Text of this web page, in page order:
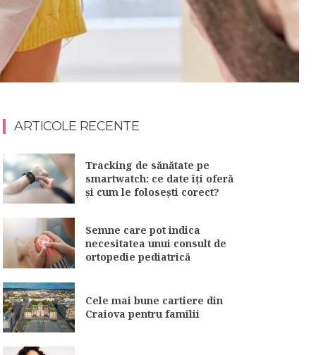
ARTICOLE RECENTE
Tracking de sănătate pe
smartwatch: ce date îți oferă
și cum le folosești corect?
Semne care pot indica
necesitatea unui consult de
ortopedie pediatrică
Cele mai bune cartiere din
Craiova pentru familii